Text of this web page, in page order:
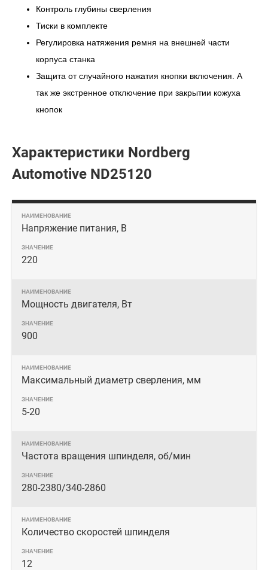
Контроль глубины сверления
Тиски в комплекте
Регулировка натяжения ремня на внешней части
корпуса станка
Защита от случайного нажатия кнопки включения. А
так же экстренное отключение при закрытии кожуха
кнопок
Характеристики Nordberg
Automotive ND25120
Напряжение питания, В
220
Мощность двигателя, Вт
900
Максимальный диаметр сверления, мм
5-20
Частота вращения шпинделя, об/мин
280-2380/340-2860
Количество скоростей шпинделя
12